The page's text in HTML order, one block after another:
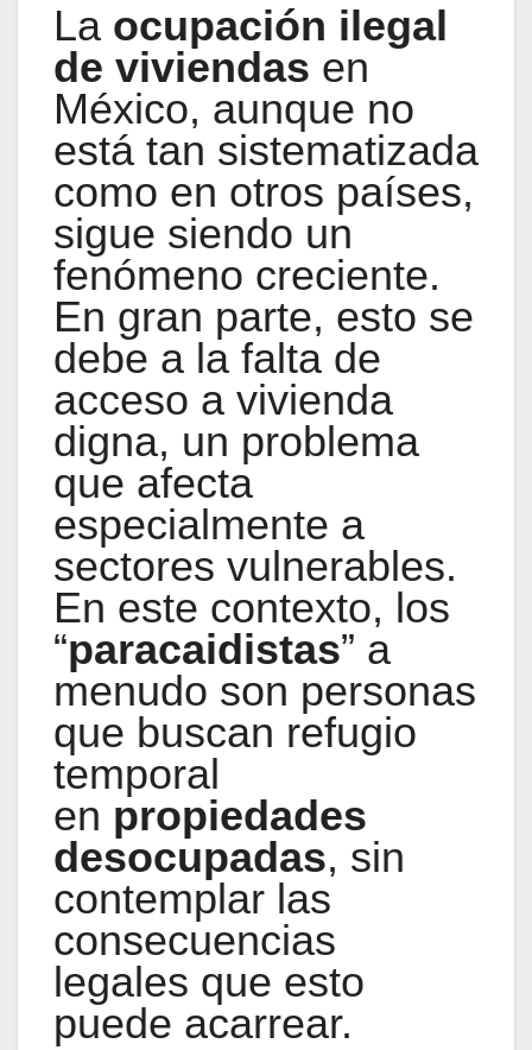
La ocupación ilegal
de viviendas en
México, aunque no
está tan sistematizada
como en otros países,
sigue siendo un
fenómeno creciente.
En gran parte, esto se
debe a la falta de
acceso a vivienda
digna, un problema
que afecta
especialmente a
sectores vulnerables.
En este contexto, los
“paracaidistas” a
menudo son personas
que buscan refugio
temporal
en propiedades
desocupadas, sin
contemplar las
consecuencias
legales que esto
puede acarrear.